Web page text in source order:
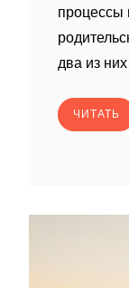
процессы
два из них
ЧИТАТЬ